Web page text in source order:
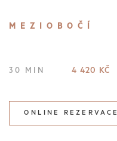
MEZIOBOČÍ
30 MIN 4 420 KČ
ONLINE REZERVACE